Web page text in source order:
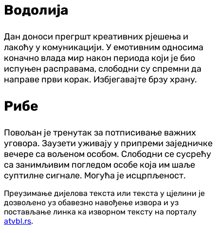
Водолија
Дан доноси прегршт креативних рјешења и
лакоћу у комуникацији. У емотивним односима
коначно влада мир након периода који је био
испуњен расправама, слободни су спремни да
направе први корак. Избјегавајте брзу храну.
Рибе
Повољан је тренутак за потписивање важних
уговора. Заузети уживају у припреми заједничке
вечере са вољеном особом. Слободни се сусрећу
са занимљивим погледом особе која им шаље
суптилне сигнале. Могућа је исцрпљеност.
Преузимање дијелова текста или текста у цјелини је
дозвољено уз обавезно навођење извора и уз
постављање линка ка изворном тексту на порталу
atvbl.rs.